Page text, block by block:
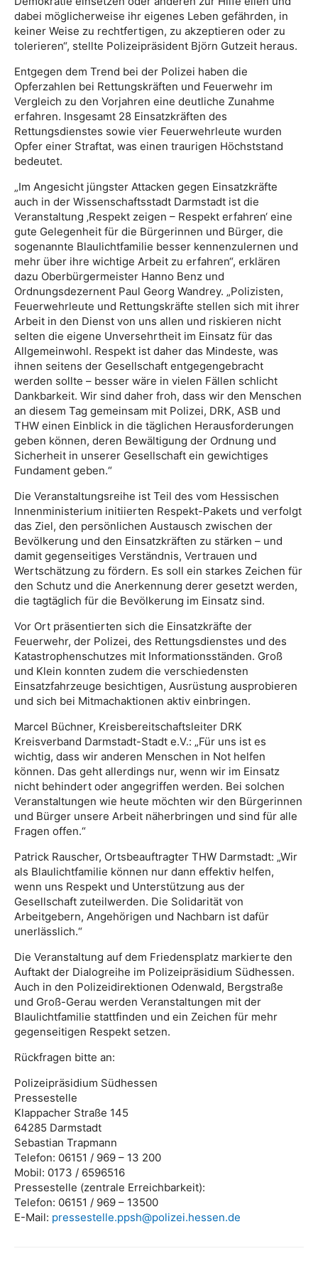
dabei möglicherweise ihr eigenes Leben gefährden, in
keiner Weise zu rechtfertigen, zu akzeptieren oder zu
tolerieren“, stellte Polizeipräsident Björn Gutzeit heraus.
Entgegen dem Trend bei der Polizei haben die
Opferzahlen bei Rettungskräften und Feuerwehr im
Vergleich zu den Vorjahren eine deutliche Zunahme
erfahren. Insgesamt 28 Einsatzkräften des
Rettungsdienstes sowie vier Feuerwehrleute wurden
Opfer einer Straftat, was einen traurigen Höchststand
bedeutet.
„Im Angesicht jüngster Attacken gegen Einsatzkräfte
auch in der Wissenschaftsstadt Darmstadt ist die
Veranstaltung ‚Respekt zeigen – Respekt erfahren‘ eine
gute Gelegenheit für die Bürgerinnen und Bürger, die
sogenannte Blaulichtfamilie besser kennenzulernen und
mehr über ihre wichtige Arbeit zu erfahren“, erklären
dazu Oberbürgermeister Hanno Benz und
Ordnungsdezernent Paul Georg Wandrey. „Polizisten,
Feuerwehrleute und Rettungskräfte stellen sich mit ihrer
Arbeit in den Dienst von uns allen und riskieren nicht
selten die eigene Unversehrtheit im Einsatz für das
Allgemeinwohl. Respekt ist daher das Mindeste, was
ihnen seitens der Gesellschaft entgegengebracht
werden sollte – besser wäre in vielen Fällen schlicht
Dankbarkeit. Wir sind daher froh, dass wir den Menschen
an diesem Tag gemeinsam mit Polizei, DRK, ASB und
THW einen Einblick in die täglichen Herausforderungen
geben können, deren Bewältigung der Ordnung und
Sicherheit in unserer Gesellschaft ein gewichtiges
Fundament geben.“
Die Veranstaltungsreihe ist Teil des vom Hessischen
Innenministerium initiierten Respekt-Pakets und verfolgt
das Ziel, den persönlichen Austausch zwischen der
Bevölkerung und den Einsatzkräften zu stärken – und
damit gegenseitiges Verständnis, Vertrauen und
Wertschätzung zu fördern. Es soll ein starkes Zeichen für
den Schutz und die Anerkennung derer gesetzt werden,
die tagtäglich für die Bevölkerung im Einsatz sind.
Vor Ort präsentierten sich die Einsatzkräfte der
Feuerwehr, der Polizei, des Rettungsdienstes und des
Katastrophenschutzes mit Informationsständen. Groß
und Klein konnten zudem die verschiedensten
Einsatzfahrzeuge besichtigen, Ausrüstung ausprobieren
und sich bei Mitmachaktionen aktiv einbringen.
Marcel Büchner, Kreisbereitschaftsleiter DRK
Kreisverband Darmstadt-Stadt e.V.: „Für uns ist es
wichtig, dass wir anderen Menschen in Not helfen
können. Das geht allerdings nur, wenn wir im Einsatz
nicht behindert oder angegriffen werden. Bei solchen
Veranstaltungen wie heute möchten wir den Bürgerinnen
und Bürger unsere Arbeit näherbringen und sind für alle
Fragen offen.“
Patrick Rauscher, Ortsbeauftragter THW Darmstadt: „Wir
als Blaulichtfamilie können nur dann effektiv helfen,
wenn uns Respekt und Unterstützung aus der
Gesellschaft zuteilwerden. Die Solidarität von
Arbeitgebern, Angehörigen und Nachbarn ist dafür
unerlässlich.“
Die Veranstaltung auf dem Friedensplatz markierte den
Auftakt der Dialogreihe im Polizeipräsidium Südhessen.
Auch in den Polizeidirektionen Odenwald, Bergstraße
und Groß-Gerau werden Veranstaltungen mit der
Blaulichtfamilie stattfinden und ein Zeichen für mehr
gegenseitigen Respekt setzen.
Rückfragen bitte an:
Polizeipräsidium Südhessen
Pressestelle
Klappacher Straße 145
64285 Darmstadt
Sebastian Trapmann
Telefon: 06151 / 969 – 13 200
Mobil: 0173 / 6596516
Pressestelle (zentrale Erreichbarkeit):
Telefon: 06151 / 969 – 13500
E-Mail: pressestelle.ppsh@polizei.hessen.de